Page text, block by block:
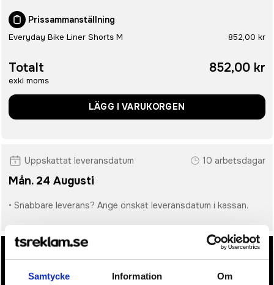
Samtycke Information Om
Prissammanställning
Everyday Bike Liner Shorts M 852,00 kr
Totalt
exkl moms
852,00 kr
LÄGG I VARUKORGEN
Uppskattat leveransdatum 10 arbetsdagar
Mån. 24 Augusti
• Snabbare leverans? Ange önskat leveransdatum i kassan.
• Du får alltid godkänna en offert och skiss på mailen
innan beställningen blir bindande.